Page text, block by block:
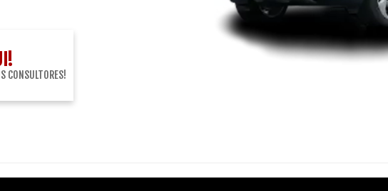
CONSULTORES!